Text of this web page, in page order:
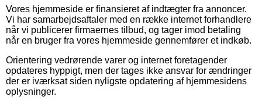
Vores hjemmeside er finansieret af indtægter fra annoncer.
Vi har samarbejdsaftaler med en række internet forhandlere
når vi publicerer firmaernes tilbud, og tager imod betaling
når en bruger fra vores hjemmeside gennemfører et indkøb.
Orientering vedrørende varer og internet foretagender
opdateres hyppigt, men der tages ikke ansvar for ændringer
der er iværksat siden nyligste opdatering af hjemmesidens
oplysninger.